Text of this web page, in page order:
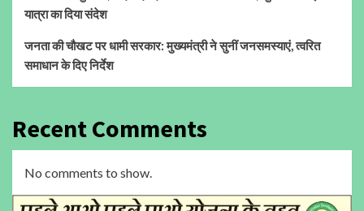
यात्रा का दिया संदेश
जनता की चौखट पर धामी सरकार: मुख्यमंत्री ने सुनीं जनसमस्याएं, त्वरित
समाधान के दिए निर्देश
Recent Comments
No comments to show.